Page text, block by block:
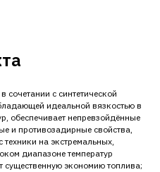
с синтетической
идеальной вязкостью в
обеспечивает непревзойдённые
и противозадирные свойства,
техники на экстремальных,
диапазоне температур
экономию топлива;